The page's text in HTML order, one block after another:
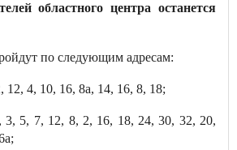
областного центра останется
по следующим адресам:
4, 10, 16, 8а, 14, 16, 8, 18;
3, 5, 7, 12, 8, 2, 16, 18, 24, 30, 32, 20,